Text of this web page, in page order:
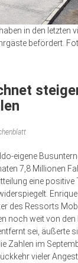
in den letzten
befördert.
eigene
7,8 Millionen
eine
des Ressorts
noch weit von
sei, äußerte
Zahlen im
vieler